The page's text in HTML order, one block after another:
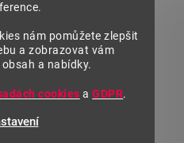
nám pomůžete zlepšit
a zobrazovat vám
a nabídky.
cookies aGDPR.